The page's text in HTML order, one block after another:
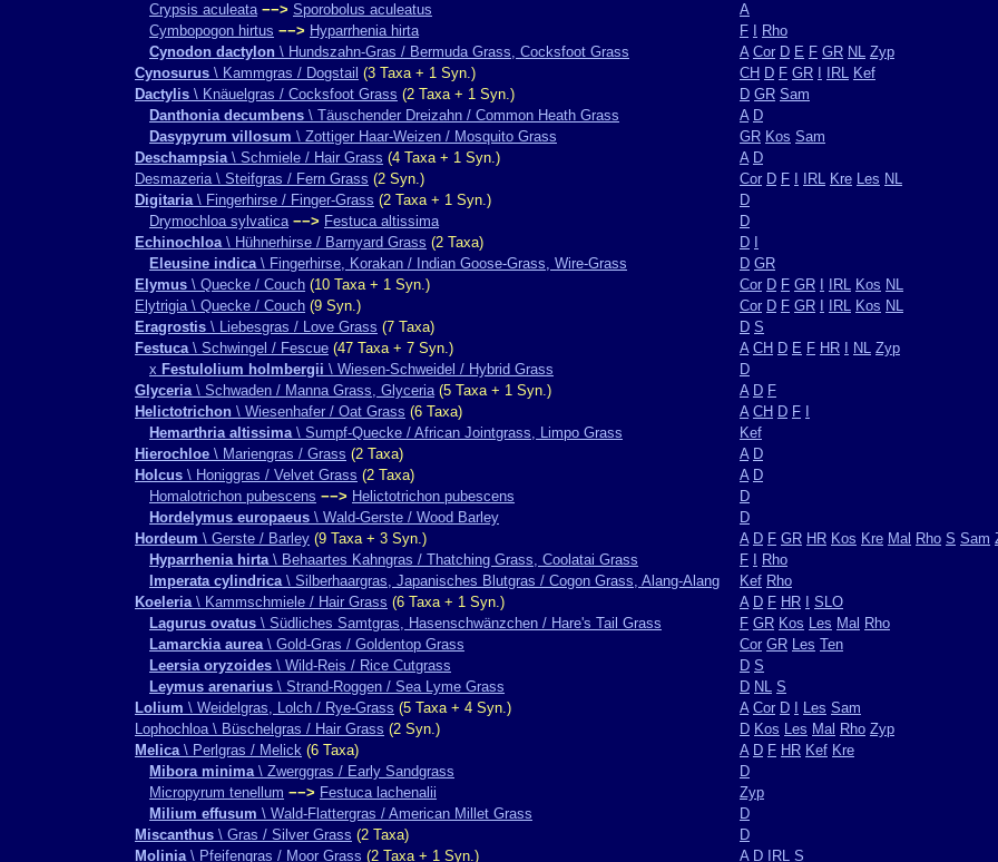
Crypsis aculeata −−> Sporobolus aculeatus
A
Cymbopogon hirtus −−> Hyparrhenia hirta F
Rho
Cynodon dactylon \ Hundszahn-Gras / Bermuda Grass, Cocksfoot Grass A Cor D E F GR NL Zyp
Cynosurus \ Kammgras / Dogstail (3 Taxa + 1 Syn.) CH D F GR IRL Kef
Dactylis \ Knäuelgras / Cocksfoot Grass (2 Taxa + 1 Syn.) D GR Sam
Danthonia decumbens \ Täuschender Dreizahn / Common Heath Grass A D
Dasypyrum villosum \ Zottiger Haar-Weizen / Mosquito Grass GR Kos Sam
Deschampsia\ Schmiele / Hair Grass (4 Taxa + 1 Syn.) A D
Desmazeria \ Steifgras / Fern Grass (2 Syn.) Cor D F IRL Kre Les NL
Digitaria\ Fingerhirse / Finger-Grass (2 Taxa + 1 Syn.)
D
Drymochloa sylvatica −−> Festuca altissima
D
Echinochloa\ Hühnerhirse / Barnyard Grass (2 Taxa) D
Eleusine indica\ Fingerhirse, Korakan / Indian Goose-Grass, Wire-Grass D GR
Elymus \ Quecke / Couch (10 Taxa + 1 Syn.) Cor D F GR IRL Kos NL
Elytrigia \ Quecke / Couch (9 Syn.) Cor D F GR IRL Kos NL
Eragrostis \ Liebesgras / Love Grass (7 Taxa) D S
Festuca\ Schwingel / Fescue (47 Taxa + 7 Syn.) A CH D E F HR NL Zyp
x Festulolium holmbergii \ Wiesen-Schweidel / Hybrid Grass
D
Glyceria\ Schwaden / Manna Grass, Glyceria(5 Taxa + 1 Syn.) A D F
Helictotrichon \ Wiesenhafer / Oat Grass (6 Taxa) A CH D F
Hemarthria altissima\ Sumpf-Quecke / African Jointgrass, Limpo Grass
Kef
Hierochloe \ Mariengras / Grass (2 Taxa) A D
Holcus \ Honiggras / Velvet Grass (2 Taxa) A D
Homalotrichon pubescens −−> Helictotrichon pubescens
D
Hordelymus europaeus \ Wald-Gerste / Wood Barley
D
Hordeum \ Gerste / Barley (9 Taxa + 3 Syn.) A D F GR HR Kos Kre Mal Rho S Sam
Hyparrhenia hirta\ Behaartes Kahngras / Thatching Grass, Coolatai Grass F
Rho
Imperata cylindrica\ Silberhaargras, Japanisches Blutgras / Cogon Grass, Alang-Alang Kef Rho
Koeleria\ Kammschmiele / Hair Grass (6 Taxa + 1 Syn.) A D F HR
SLO
Lagurus ovatus \ Südliches Samtgras, Hasenschwänzchen / Hare's Tail Grass F GR Kos Les Mal Rho
Lamarckia aurea\ Gold-Gras / Goldentop Grass Cor GR Les Ten
Leersia oryzoides \ Wild-Reis / Rice Cutgrass D S
Leymus arenarius \ Strand-Roggen / Sea Lyme Grass D NL S
Lolium \ Weidelgras, Lolch / Rye-Grass (5 Taxa + 4 Syn.) A Cor D Les Sam
Lophochloa \ Büschelgras / Hair Grass (2 Syn.) D Kos Les Mal Rho Zyp
Melica\ Perlgras / Melick (6 Taxa) A D F HR Kef Kre
Mibora minima\ Zwerggras / Early Sandgrass
D
Micropyrum tenellum −−> Festuca lachenalii
Zyp
Milium effusum \ Wald-Flattergras / American Millet Grass
D
Miscanthus \ Gras / Silver Grass (2 Taxa)
D
Molinia\ Pfeifengras / Moor Grass (2 Taxa + 1 Syn.) A D IRL S